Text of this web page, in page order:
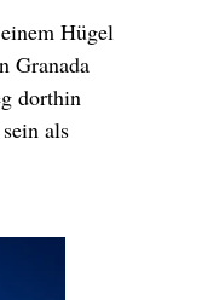
Hügel
Granada
dorthin
als